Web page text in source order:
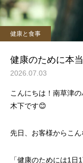
通勤
健康と食事
筋トレすると
る？実は多く
ていること
健康と食事
健康のために本
2026.07.03
こんにちは！南草津
木下です😊
先日、お客様からこん
「健康のためには1日